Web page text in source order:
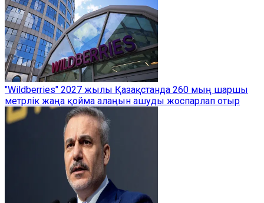
"Wildberries" 2027 жылы Қазақстанда 260 мың шаршы
метрлік жаңа қойма алаңын ашуды жоспарлап отыр